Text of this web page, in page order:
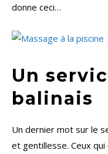
donne ceci…
Un
balinais
Un dernier mot sur le
et gentillesse. Ceux qui